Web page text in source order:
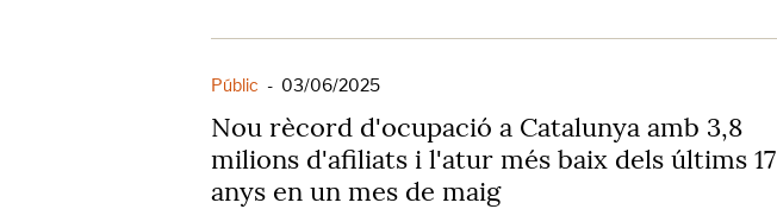
Públic - 03/06/2025
Nou rècord d'ocupació a Catalunya amb 3,8
milions d'afiliats i l'atur més baix dels últims 17
anys en un mes de maig